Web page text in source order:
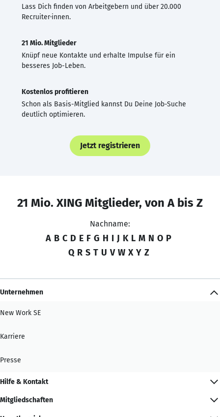
Lass Dich finden von Arbeitgebern und über 20.000
Recruiter·innen.
21 Mio. Mitglieder
Knüpf neue Kontakte und erhalte Impulse für ein
besseres Job-Leben.
Kostenlos profitieren
Schon als Basis-Mitglied kannst Du Deine Job-Suche
deutlich optimieren.
Jetzt registrieren
21 Mio. XING Mitglieder, von A bis Z
Nachname:
A B C D E F G H I J K L M N O P
Q R S T U V W X Y Z
Unternehmen
New Work SE
Karriere
Presse
Hilfe & Kontakt
Mitgliedschaften